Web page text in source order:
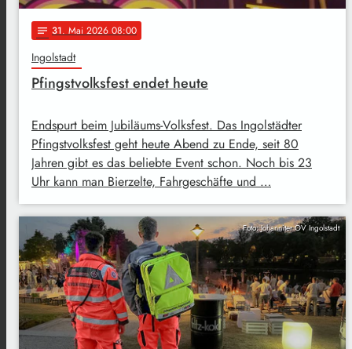
notes 31. Mai 2026 08:00
Ingolstadt
Pfingstvolksfest endet heute
Endspurt beim Jubiläums-Volksfest. Das Ingolstädter
Pfingstvolksfest geht heute Abend zu Ende, seit 80
Jahren gibt es das beliebte Event schon. Noch bis 23
Uhr kann man Bierzelte, Fahrgeschäfte und …
Foto: Johanniter OV Ingolstadt